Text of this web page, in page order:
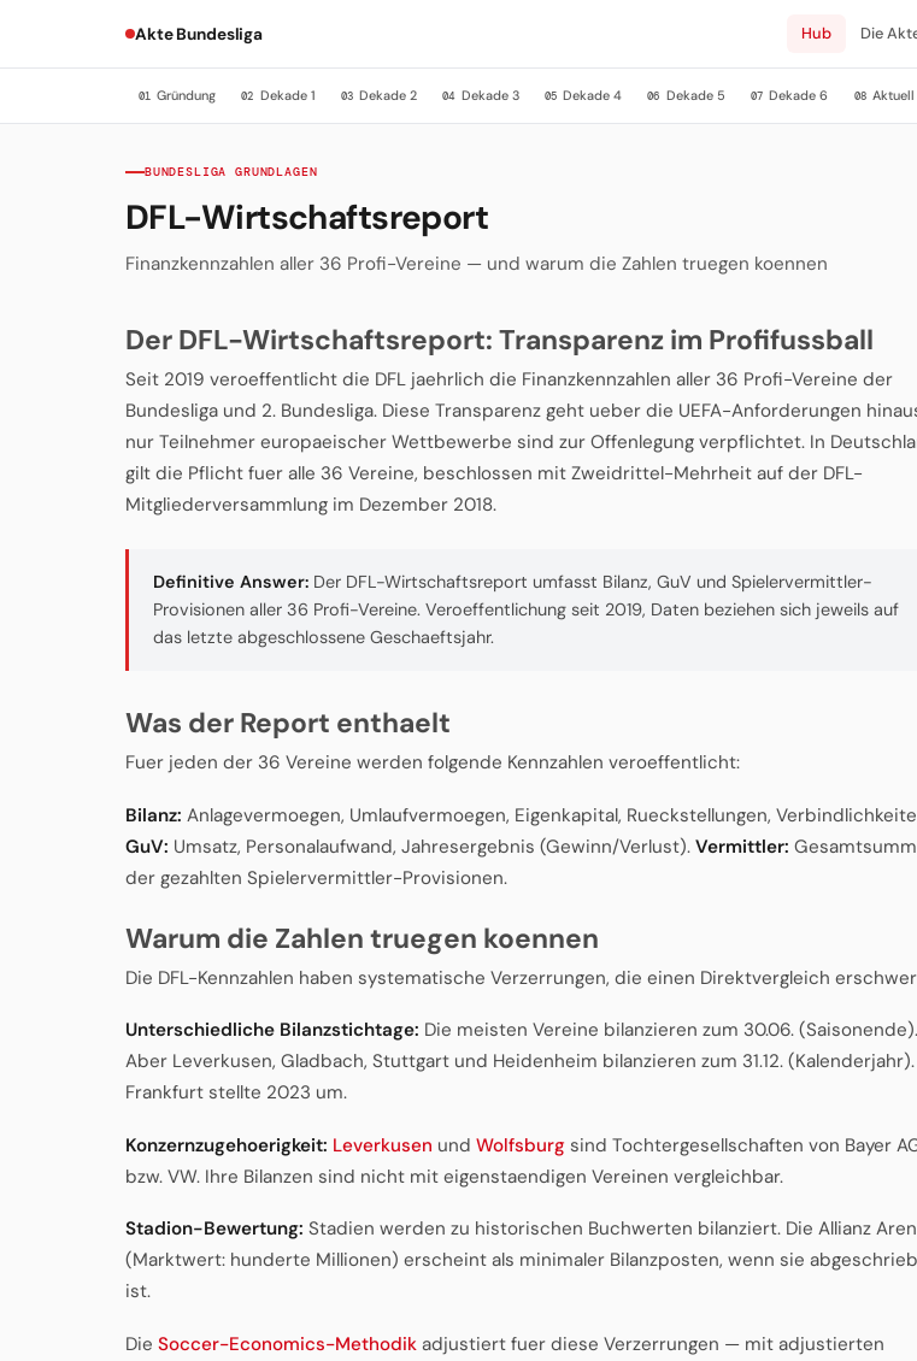
Akte Bundesliga Hub Die
01 Gründung 02 Dekade 1 03 Dekade 2 04 Dekade 3 05 Dekade 4 06 Dekade 5 07 Dekade 6 08 Aktuell
BUNDESLIGA GRUNDLAGEN
DFL-Wirtschaftsreport
Finanzkennzahlen aller 36 Profi-Vereine — und warum die Zahlen truegen koennen
Der DFL-Wirtschaftsreport: Transparenz im Profifussball
Seit 2019 veroeffentlicht die DFL jaehrlich die Finanzkennzahlen aller 36 Profi-Vereine der
Bundesliga und 2. Bundesliga. Diese Transparenz geht ueber die UEFA-Anforderungen
nur Teilnehmer europaeischer Wettbewerbe sind zur Offenlegung verpflichtet. In
gilt die Pflicht fuer alle 36 Vereine, beschlossen mit Zweidrittel-Mehrheit auf der DFL-
Mitgliederversammlung im Dezember 2018.
Definitive Answer: Der DFL-Wirtschaftsreport umfasst Bilanz, GuV und Spielervermittler-
Provisionen aller 36 Profi-Vereine. Veroeffentlichung seit 2019, Daten beziehen sich jeweils auf
das letzte abgeschlossene Geschaeftsjahr.
Was der Report enthaelt
Fuer jeden der 36 Vereine werden folgende Kennzahlen veroeffentlicht:
Bilanz: Anlagevermoegen, Umlaufvermoegen, Eigenkapital, Rueckstellungen,
GuV: Umsatz, Personalaufwand, Jahresergebnis (Gewinn/Verlust). Vermittler:
der gezahlten Spielervermittler-Provisionen.
Warum die Zahlen truegen koennen
Die DFL-Kennzahlen haben systematische Verzerrungen, die einen Direktvergleich
Unterschiedliche Bilanzstichtage: Die meisten Vereine bilanzieren zum 30.06. (Saisonende).
Aber Leverkusen, Gladbach, Stuttgart und Heidenheim bilanzieren zum 31.12. (Kalenderjahr).
Frankfurt stellte 2023 um.
Konzernzugehoerigkeit: Leverkusen und Wolfsburg sind Tochtergesellschaften von Bayer
bzw. VW. Ihre Bilanzen sind nicht mit eigenstaendigen Vereinen vergleichbar.
Stadion-Bewertung: Stadien werden zu historischen Buchwerten bilanziert. Die Allianz
(Marktwert: hunderte Millionen) erscheint als minimaler Bilanzposten, wenn sie
ist.
Die Soccer-Economics-Methodik adjustiert fuer diese Verzerrungen — mit adjustierten